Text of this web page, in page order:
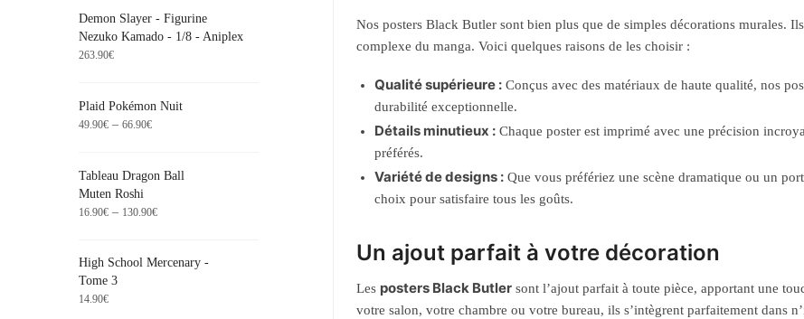
Nos posters Black Butler sont bien plus que de simples décorations murales.
complexe du manga. Voici quelques raisons de les choisir :
Qualité supérieure :Conçus avec des matériaux de haute qualité, nos
durabilité exceptionnelle.
Détails minutieux :Chaque poster est imprimé avec une précision
préférés.
Variété de designs :Que vous préfériez une scène dramatique ou un
choix pour satisfaire tous les goûts.
Un ajout parfait à votre décoration
Les posters Black Butlersont l’ajout parfait à toute pièce, apportant une
votre salon, votre chambre ou votre bureau, ils s’intègrent parfaitement dans
Demon Slayer - Figurine
Nezuko Kamado - 1/8 - Aniplex
263.90€
Plaid Pokémon Nuit
49.90€ – 66.90€
Tableau Dragon Ball
Muten Roshi
16.90€ – 130.90€
High School Mercenary -
Tome 3
14.90€